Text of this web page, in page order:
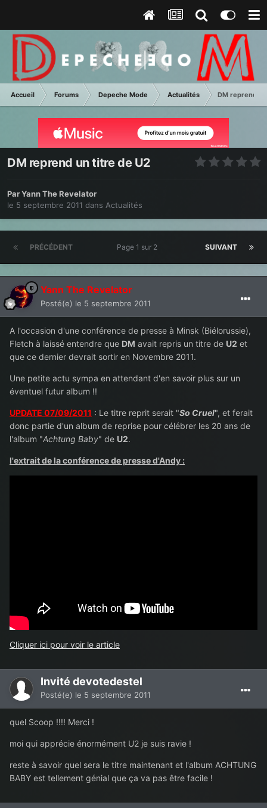
Accueil Forums Depeche Mode Actualités DM reprend
DM reprend un titre de U2
ParYann The Revelator
le 5 septembre 2011 dans Actualités
PRÉCÉDENT SUIVANT
Page 1 sur 2
Yann The Revelator
Posté(e) le 5 septembre 2011
A l'occasion d'une conférence de presse à Minsk (Biélorussie),
Fletch à laissé entendre que DM avait repris un titre de U2 et
que ce dernier devrait sortir en Novembre 2011.
Une petite actu sympa en attendant d'en savoir plus sur un
éventuel futur album !!
UPDATE 07/09/2011 : Le titre reprit serait "So Cruel", et ferait
donc partie d'un album de reprise pour célébrer les 20 ans de
l'album "Achtung Baby" de U2.
l'extrait de la conférence de presse d'Andy :
Cliquer ici pour voir le article
Invité devotedestel
Posté(e) le 5 septembre 2011
quel Scoop !!!! Merci !
moi qui apprécie énormément U2 je suis ravie !
reste à savoir quel sera le titre maintenant et l'album ACHTUNG
BABY est tellement génial que ça va pas être facile !